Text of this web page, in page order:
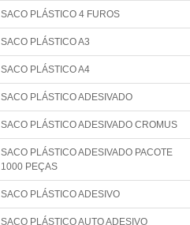
SACO PLÁSTICO 4 FUROS
SACO PLÁSTICO A3
SACO PLÁSTICO A4
SACO PLÁSTICO ADESIVADO
SACO PLÁSTICO ADESIVADO CROMUS
SACO PLÁSTICO ADESIVADO PACOTE
1000 PEÇAS
SACO PLÁSTICO ADESIVO
SACO PLÁSTICO AUTO ADESIVO